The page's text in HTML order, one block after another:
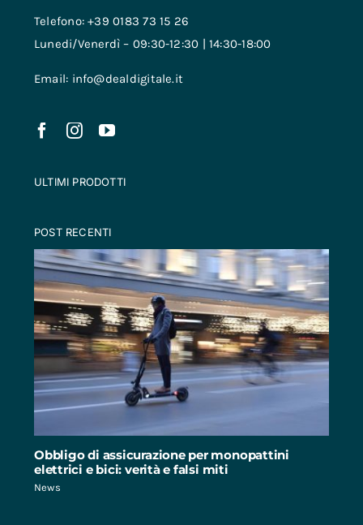
Telefono: +39 0183 73 15 26
Lunedi/Venerdì – 09:30-12:30 | 14:30-18:00
Email: info@dealdigitale.it
ULTIMI PRODOTTI
POST RECENTI
Obbligo di assicurazione per monopattini
elettrici e bici: verità e falsi miti
News